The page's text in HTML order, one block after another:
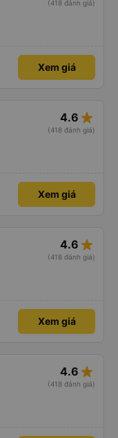
(418 đánh giá)
Xem giá
4.6 star_rate
(418 đánh giá)
Xem giá
4.6 star_rate
(418 đánh giá)
Xem giá
4.6 star_rate
(418 đánh giá)